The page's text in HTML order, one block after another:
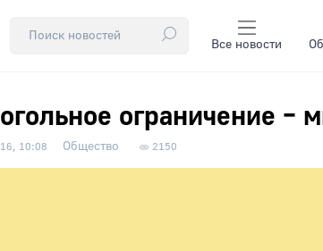
Все новости
ограничение –
10:08 Общество 2150